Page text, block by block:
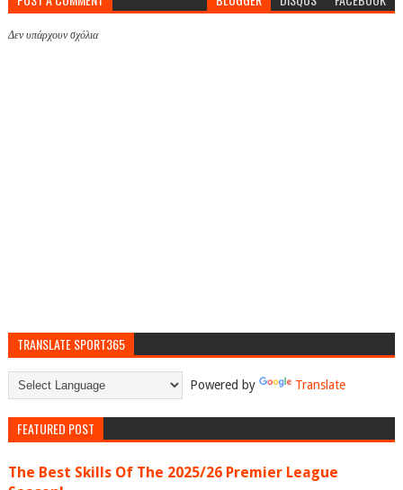
Δεν υπάρχουν σχόλια
TRANSLATE SPORT365
Powered by Translate
FEATURED POST
The Best Skills Of The 2025/26 Premier League